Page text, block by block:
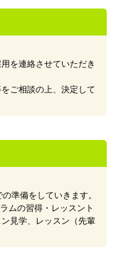
を連絡させていただき
ご相談の上、決定して
準備をしていきます。
ムの習得・レッスント
見学、レッスン（先輩